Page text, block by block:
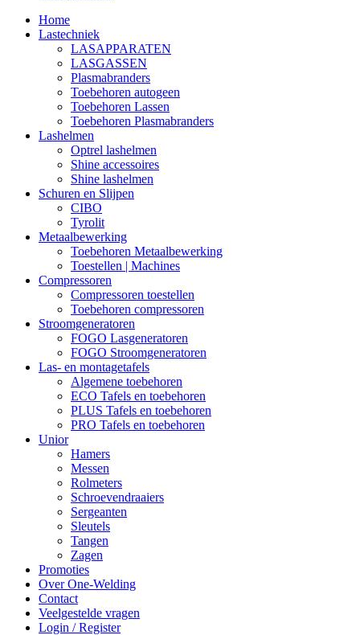
Home
Lastechniek
LASAPPARATEN
LASGASSEN
Plasmabranders
Toebehoren autogeen
Toebehoren Lassen
Toebehoren Plasmabranders
Lashelmen
Optrel lashelmen
Shine accessoires
Shine lashelmen
Schuren en Slijpen
CIBO
Tyrolit
Metaalbewerking
Toebehoren Metaalbewerking
Toestellen | Machines
Compressoren
Compressoren toestellen
Toebehoren compressoren
Stroomgeneratoren
FOGO Lasgeneratoren
FOGO Stroomgeneratoren
Las- en montagetafels
Algemene toebehoren
ECO Tafels en toebehoren
PLUS Tafels en toebehoren
PRO Tafels en toebehoren
Unior
Hamers
Messen
Rolmeters
Schroevendraaiers
Sergeanten
Sleutels
Tangen
Zagen
Promoties
Over One-Welding
Contact
Veelgestelde vragen
Login / Register